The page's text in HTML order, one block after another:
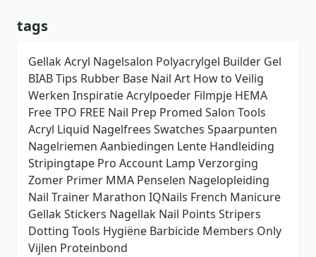
tags
GellakAcryl Nagelsalon Polyacrylgel Builder Gel
BIABTips Rubber Base Nail Art How to Veilig
Werken InspiratieAcrylpoeder Filmpje HEMA
FreeTPO FREE Nail Prep Promed Salon Tools
Acryl Liquid Nagelfrees Swatches Spaarpunten
Nagelriemen Aanbiedingen Lente Handleiding
Stripingtape Pro Account Lamp Verzorging
Zomer Primer MMA Penselen Nagelopleiding
Nail Trainer Marathon IQNails French Manicure
Gellak Stickers Nagellak Nail Points Stripers
Dotting Tools Hygiëne Barbicide Members Only
Vijlen Proteinbond